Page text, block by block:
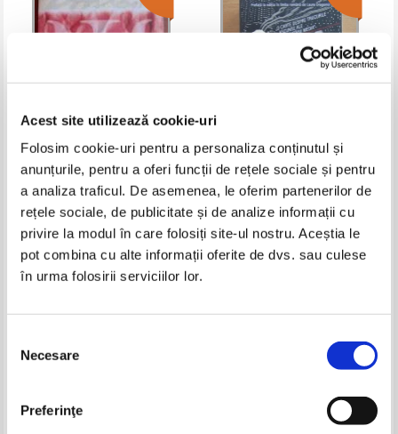
Acest site utilizează cookie-uri
Folosim cookie-uri pentru a personaliza conținutul și
anunțurile, pentru a oferi funcții de rețele sociale și pentru
a analiza traficul. De asemenea, le oferim partenerilor de
rețele sociale, de publicitate și de analize informații cu
privire la modul în care folosiți site-ul nostru. Aceștia le
pot combina cu alte informații oferite de dvs. sau culese
în urma folosirii serviciilor lor.
consimțământului
Necesare
Preferinţe
Constantin Enachescu - Tratat de
psihologie morala
Pret:60,00Lei 24,00 Lei
Adaugă în coș
Ryan Holiday - Crede-ma, te
mint!
Pret:50,00Lei 40,00 Lei
Adaugă în coș